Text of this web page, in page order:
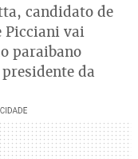
candidato de
Picciani vai
paraibano
da